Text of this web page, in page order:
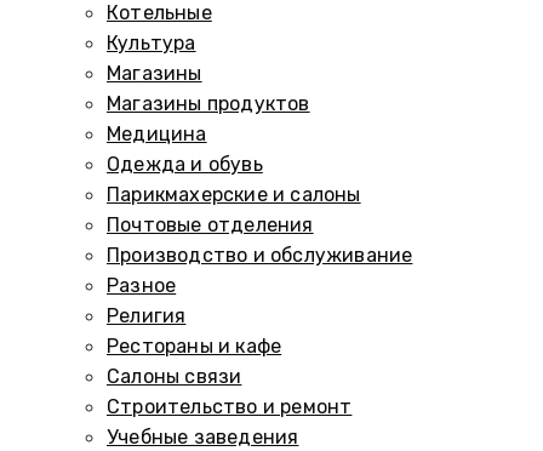
Котельные
Культура
Магазины
Магазины продуктов
Медицина
Одежда и обувь
Парикмахерские и салоны
Почтовые отделения
Производство и обслуживание
Разное
Религия
Рестораны и кафе
Салоны связи
Строительство и ремонт
Учебные заведения